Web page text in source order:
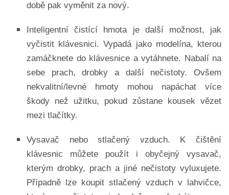
době pak vyměnit za nový.
Inteligentní čistící hmota je další možnost, jak
vyčistit klávesnici. Vypadá jako modelína, kterou
zamáčknete do klávesnice a vytáhnete. Nabalí na
sebe prach, drobky a další nečistoty. Ovšem
nekvalitní/levné hmoty mohou napáchat více
škody než užitku, pokud zůstane kousek vězet
mezi tlačítky.
Vysavač nebo stlačený vzduch. K čištění
klávesnic můžete použít i obyčejný vysavač,
kterým drobky, prach a jiné nečistoty vyluxujete.
Případně lze koupit stlačený vzduch v lahvičce,